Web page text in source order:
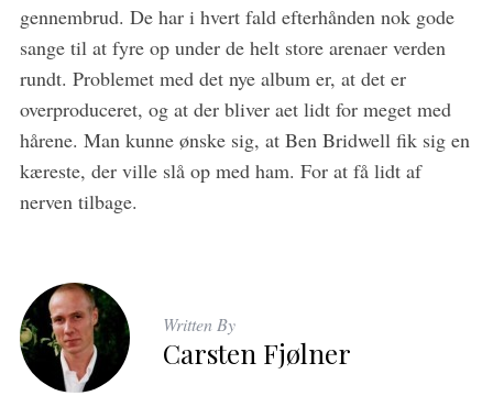
gennembrud. De har i hvert fald efterhånden nok gode
sange til at fyre op under de helt store arenaer verden
rundt. Problemet med det nye album er, at det er
overproduceret, og at der bliver aet lidt for meget med
hårene. Man kunne ønske sig, at Ben Bridwell fik sig en
kæreste, der ville slå op med ham. For at få lidt af
nerven tilbage.
Written By
Carsten Fjølner